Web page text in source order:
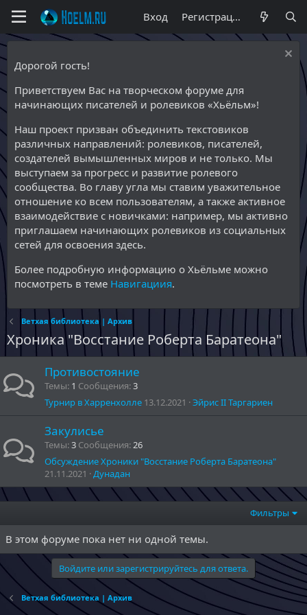
Вход Регистрация
Дорогой гость!
Приветствуем Вас на творческом форуме для
начинающих писателей и ролевиков «Хьёльм»!
Наш проект призван объединить текстовиков
различных направлений: ролевиков, писателей,
создателей вымышленных миров и не только. Мы
выступаем за прогресс и развитие ролевого
сообщества. Во главу угла мы ставим уважительное
отношение ко всем пользователям, а также активное
взаимодействие с новичками: например, мы активно
приглашаем начинающих ролевиков из социальных
сетей для освоения здесь.
Более подробную информацию о Хьёльме можно
посмотреть в теме Навигациия.
Ветхая библиотека | Архив
Хроника "Восстание Роберта Баратеона"
Противостояние
Темы 1 Сообщения 3
Турнир в Харренхолле 13.12.2021 Эйрис II Таргариен
Закулисье
Темы 3 Сообщения 26
Обсуждение Хроники "Восстание Роберта Баратеона"
21.11.2021
Дунадан
Фильтры
В этом форуме пока нет ни одной темы.
Войдите или зарегистрируйтесь для ответа.
Ветхая библиотека | Архив